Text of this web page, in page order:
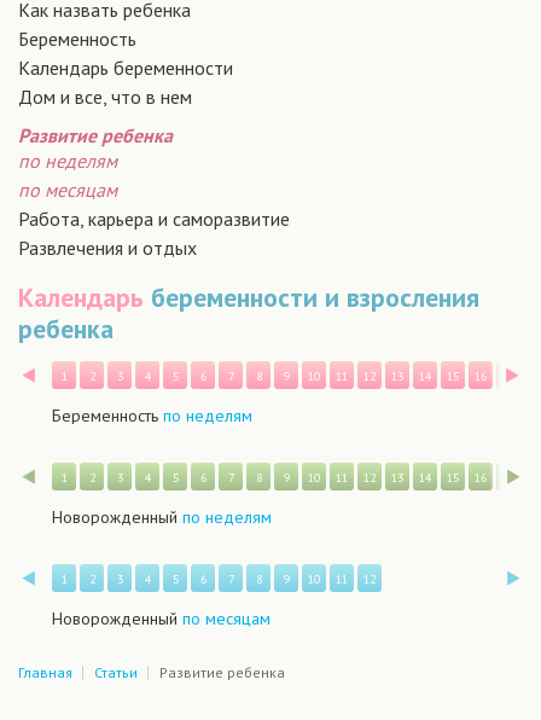
Как назвать ребенка
Беременность
Календарь беременности
Дом и все, что в нем
Развитие ребенка
по неделям
по месяцам
Работа, карьера и саморазвитие
Развлечения и отдых
Календарь беременности и взросления
ребенка
Назад
1 2 3 4 5 6 7 8 9 10 11 12 13 14 15 16 17
Беременность по неделям
Назад
1 2 3 4 5 6 7 8 9 10 11 12 13 14 15 16 17
Новорожденный по неделям
Назад
1 2 3 4 5 6 7 8 9 10 11 12
Новорожденный по месяцам
Главная Статьи Развитие ребенка